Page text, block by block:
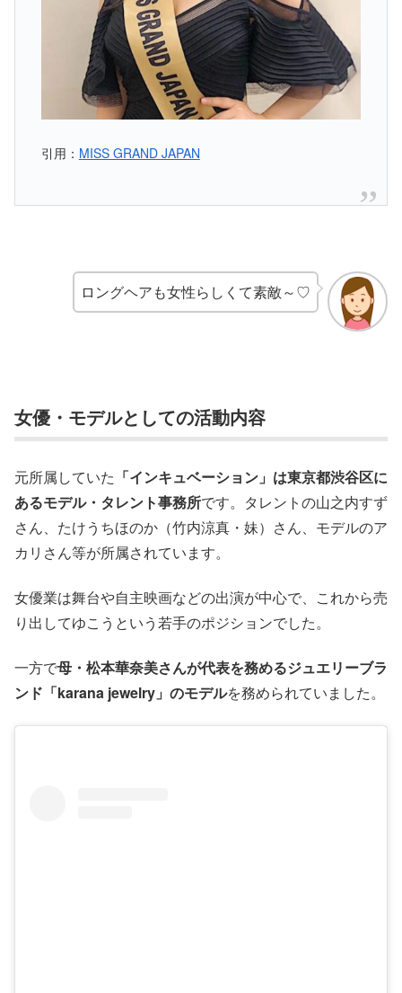
引用： MISS GRAND JAPAN
ロングヘアも女性らしくて素敵～♡
女優・モデルとしての活動内容
元所属していた 「インキュベーション」は東京都渋谷区に
あるモデル・タレント事務所です。タレントの山之内すず
さん、たけうちほのか（竹内涼真・妹）さん、モデルのア
カリさん等が所属されています。
女優業は舞台や自主映画などの出演が中心で、これから売
り出してゆこうという若手のポジションでした。
一方で母・松本華奈美さんが代表を務めるジュエリーブラ
ンド「karana jewelry」のモデルを務められていました。